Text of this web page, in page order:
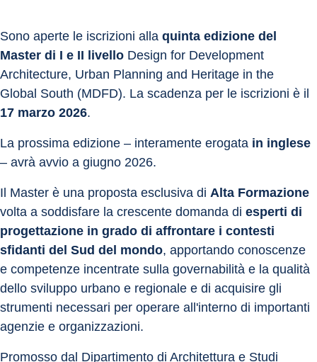
Sono aperte le iscrizioni alla quinta edizione del
Master di I e II livello Design for Development
Architecture, Urban Planning and Heritage in the
Global South (MDFD). La scadenza per le iscrizioni è il
17 marzo 2026.
La prossima edizione – interamente erogata in inglese
– avrà avvio a giugno 2026.
Il Master è una proposta esclusiva di Alta Formazione
volta a soddisfare la crescente domanda di esperti di
progettazione in grado di affrontare i contesti
sfidanti del Sud del mondo, apportando conoscenze
e competenze incentrate sulla governabilità e la qualità
dello sviluppo urbano e regionale e di acquisire gli
strumenti necessari per operare all'interno di importanti
agenzie e organizzazioni.
Promosso dal Dipartimento di Architettura e Studi